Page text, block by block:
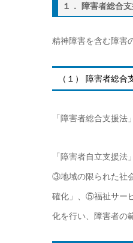
１． 障害者総合
精神障害を含む障害
（１） 障害者総合
「障害者総合支援
「障害者自立支援
③地域の限られた社
確化」、⑤福祉サー
化を行い、障害者の